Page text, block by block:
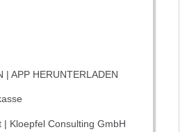
| APP HERUNTERLADEN
Kloepfel Consulting GmbH